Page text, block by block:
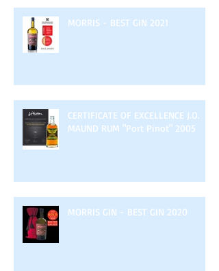
MORRIS - BEST GIN 2021
CERTIFICATE OF EXCELLENCE J.O.
MAUND RUM "Port Pinot" 2005
MORRIS GIN - BEST GIN 2020